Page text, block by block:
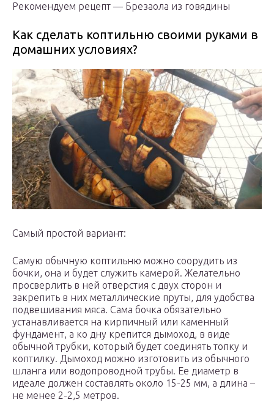
Рекомендуем рецепт — Брезаола из говядины
Как сделать коптильню своими руками в
домашних условиях?
Самый простой вариант:
Самую обычную коптильню можно соорудить из
бочки, она и будет служить камерой. Желательно
просверлить в ней отверстия с двух сторон и
закрепить в них металлические пруты, для удобства
подвешивания мяса. Сама бочка обязательно
устанавливается на кирпичный или каменный
фундамент, а ко дну крепится дымоход, в виде
обычной трубки, который будет соединять топку и
коптилку. Дымоход можно изготовить из обычного
шланга или водопроводной трубы. Ее диаметр в
идеале должен составлять около 15-25 мм, а длина –
не менее 2-2,5 метров.